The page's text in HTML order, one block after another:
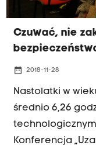
Czuwać, nie
date_range 2018-11-28
Nastolatki w
średnio 6,26
Konferencja